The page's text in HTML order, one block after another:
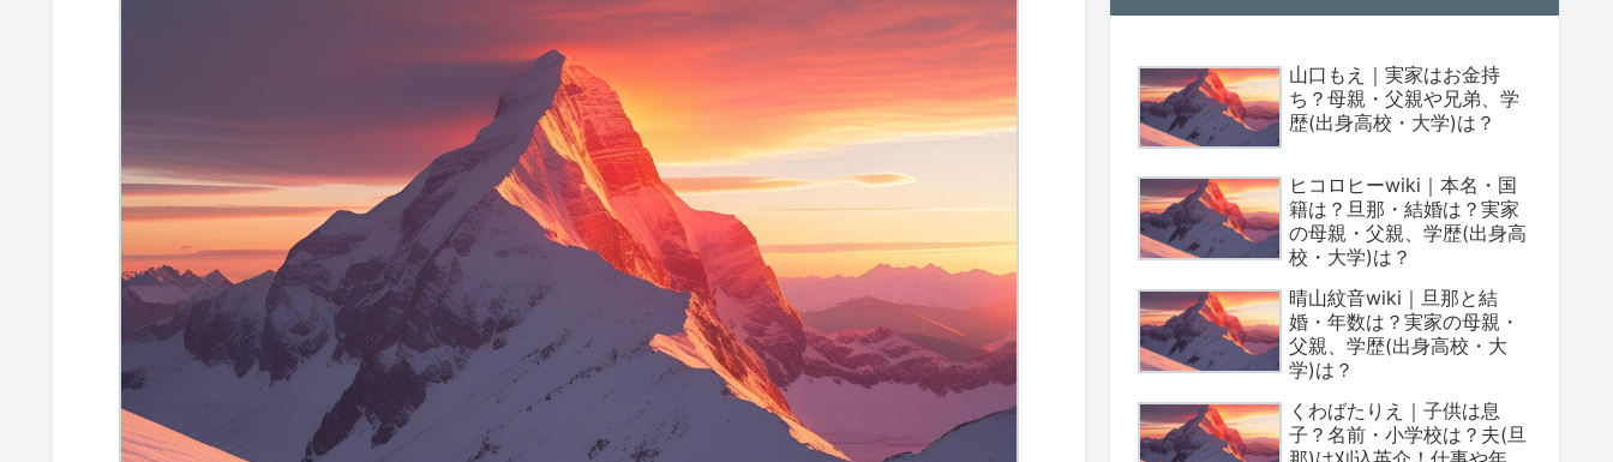
山口もえ｜実家はお金持
ち？母親・父親や兄弟、学
歴(出身高校・大学)は？
ヒコロヒーwiki｜本名・国
籍は？旦那・結婚は？実家
の母親・父親、学歴(出身高
校・大学)は？
晴山紋音wiki｜旦那と結
婚・年数は？実家の母親・
父親、学歴(出身高校・大
学)は？
くわばたりえ｜子供は息
子？名前・小学校は？夫(旦